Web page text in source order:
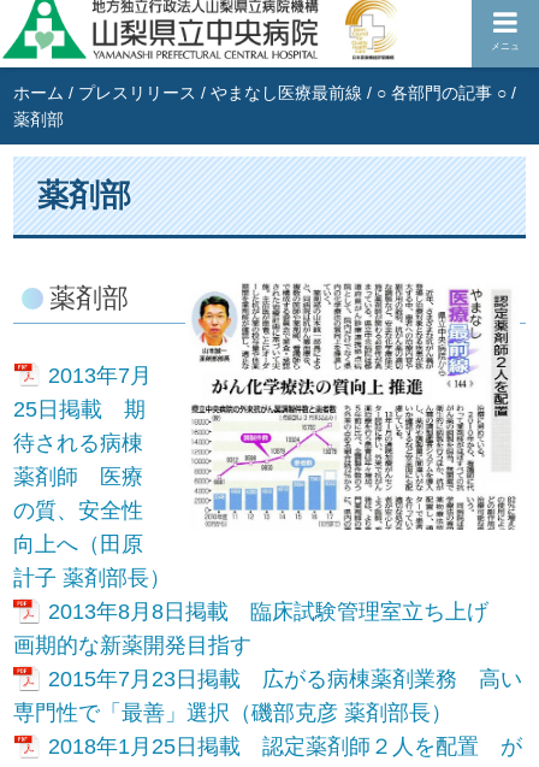
メニュ
ホーム / プレスリリース /やまなし医療最前線 / ○ 各部門の記事 ○ /
薬剤部
薬剤部
薬剤部
2013年7月
25日掲載 期
待される病棟
薬剤師 医療
の質、安全性
向上へ（田原
計子 薬剤部長）
2013年8月8日掲載 臨床試験管理室立ち上げ
画期的な新薬開発目指す
2015年7月23日掲載 広がる病棟薬剤業務 高い
専門性で「最善」選択（磯部克彦 薬剤部長）
2018年1月25日掲載 認定薬剤師２人を配置 が